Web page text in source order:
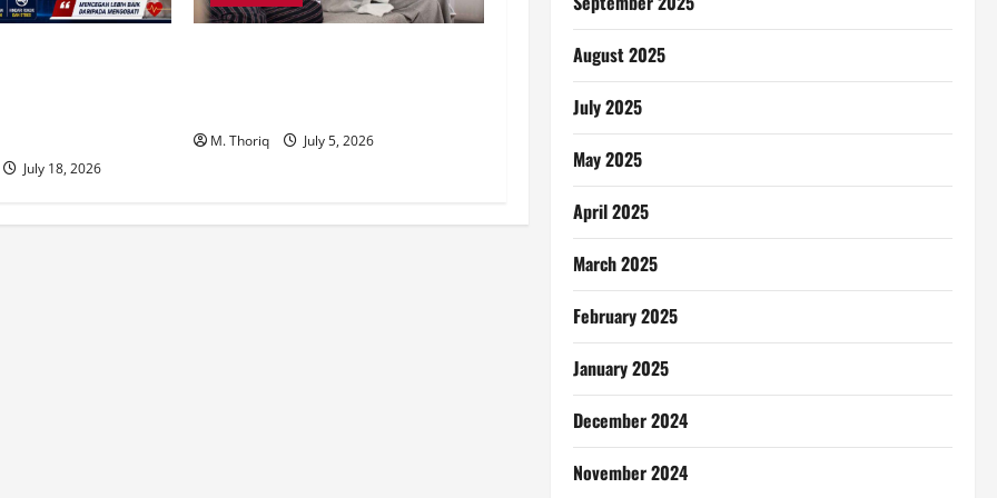
July 18, 2026
M. Thoriq July 5, 2026
August 2025
July 2025
May 2025
April 2025
March 2025
February 2025
January 2025
December 2024
November 2024